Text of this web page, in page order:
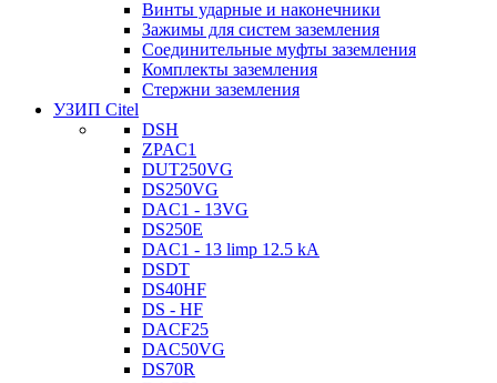
Винты ударные и наконечники
Зажимы для систем заземления
Соединительные муфты заземления
Комплекты заземления
Стержни заземления
УЗИП Citel
DSH
ZPAC1
DUT250VG
DS250VG
DAC1 - 13VG
DS250E
DAC1 - 13 limp 12.5 kA
DSDT
DS40HF
DS - HF
DACF25
DAC50VG
DS70R